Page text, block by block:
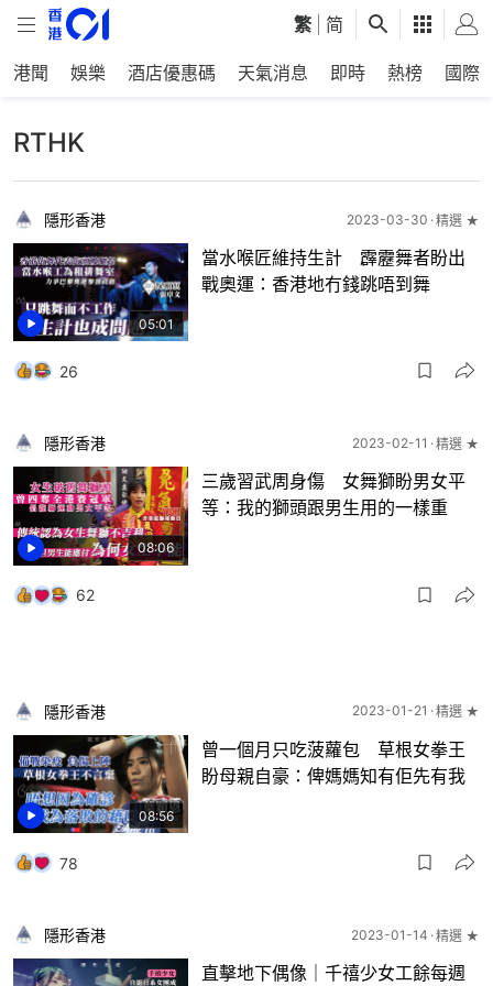
繁 简
港聞 娛樂 酒店優惠碼 天氣消息 即時 熱榜 國際
RTHK
05:01
隱形香港 2023-03-30 精選 ★
當水喉匠維持生計 霹靂舞者盼出
戰奧運：香港地冇錢跳唔到舞
26
08:06
隱形香港 2023-02-11 精選 ★
三歲習武周身傷 女舞獅盼男女平
等：我的獅頭跟男生用的一樣重
62
08:56
隱形香港 2023-01-21 精選 ★
曾一個月只吃菠蘿包 草根女拳王
盼母親自豪：俾媽媽知有佢先有我
78
隱形香港 2023-01-14 精選 ★
直擊地下偶像｜千禧少女工餘每週